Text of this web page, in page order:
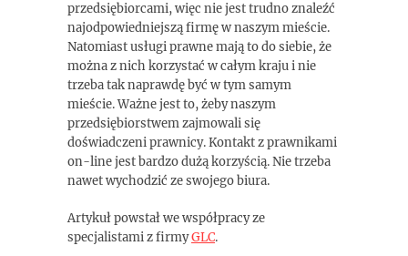
przedsiębiorcami, więc nie jest trudno znaleźć
najodpowiedniejszą firmę w naszym mieście.
Natomiast usługi prawne mają to do siebie, że
można z nich korzystać w całym kraju i nie
trzeba tak naprawdę być w tym samym
mieście. Ważne jest to, żeby naszym
przedsiębiorstwem zajmowali się
doświadczeni prawnicy. Kontakt z prawnikami
on-line jest bardzo dużą korzyścią. Nie trzeba
nawet wychodzić ze swojego biura.
Artykuł powstał we współpracy ze
specjalistami z firmyGLC.